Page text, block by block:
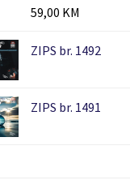
59,00 KM
ZIPS br. 1492
ZIPS br. 1491